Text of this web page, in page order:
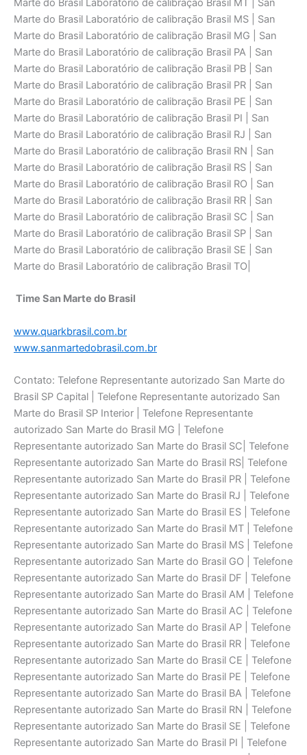
Time San Marte do Brasil
www.quarkbrasil.com.br
www.sanmartedobrasil.com.br
Contato: Telefone Representante autorizado San Marte do
Brasil SP Capital | Telefone Representante autorizado San
Marte do Brasil SP Interior | Telefone Representante
autorizado San Marte do Brasil MG | Telefone
Representante autorizado San Marte do Brasil SC| Telefone
Representante autorizado San Marte do Brasil RS| Telefone
Representante autorizado San Marte do Brasil PR | Telefone
Representante autorizado San Marte do Brasil RJ | Telefone
Representante autorizado San Marte do Brasil ES | Telefone
Representante autorizado San Marte do Brasil MT | Telefone
Representante autorizado San Marte do Brasil MS | Telefone
Representante autorizado San Marte do Brasil GO | Telefone
Representante autorizado San Marte do Brasil DF | Telefone
Representante autorizado San Marte do Brasil AM | Telefone
Representante autorizado San Marte do Brasil AC | Telefone
Representante autorizado San Marte do Brasil AP | Telefone
Representante autorizado San Marte do Brasil RR | Telefone
Representante autorizado San Marte do Brasil CE | Telefone
Representante autorizado San Marte do Brasil PE | Telefone
Representante autorizado San Marte do Brasil BA | Telefone
Representante autorizado San Marte do Brasil RN | Telefone
Representante autorizado San Marte do Brasil SE | Telefone
Representante autorizado San Marte do Brasil PI | Telefone